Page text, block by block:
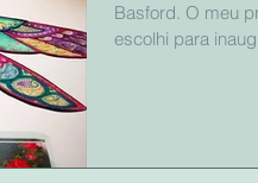
Basford. O meu
escolhi para